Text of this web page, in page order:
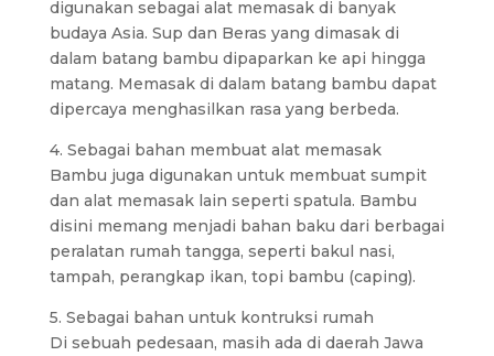
digunakan sebagai alat memasak di banyak
budaya Asia. Sup dan Beras yang dimasak di
dalam batang bambu dipaparkan ke api hingga
matang. Memasak di dalam batang bambu dapat
dipercaya menghasilkan rasa yang berbeda.
4. Sebagai bahan membuat alat memasak
Bambu juga digunakan untuk membuat sumpit
dan alat memasak lain seperti spatula. Bambu
disini memang menjadi bahan baku dari berbagai
peralatan rumah tangga, seperti bakul nasi,
tampah, perangkap ikan, topi bambu (caping).
5. Sebagai bahan untuk kontruksi rumah
Di sebuah pedesaan, masih ada di daerah Jawa